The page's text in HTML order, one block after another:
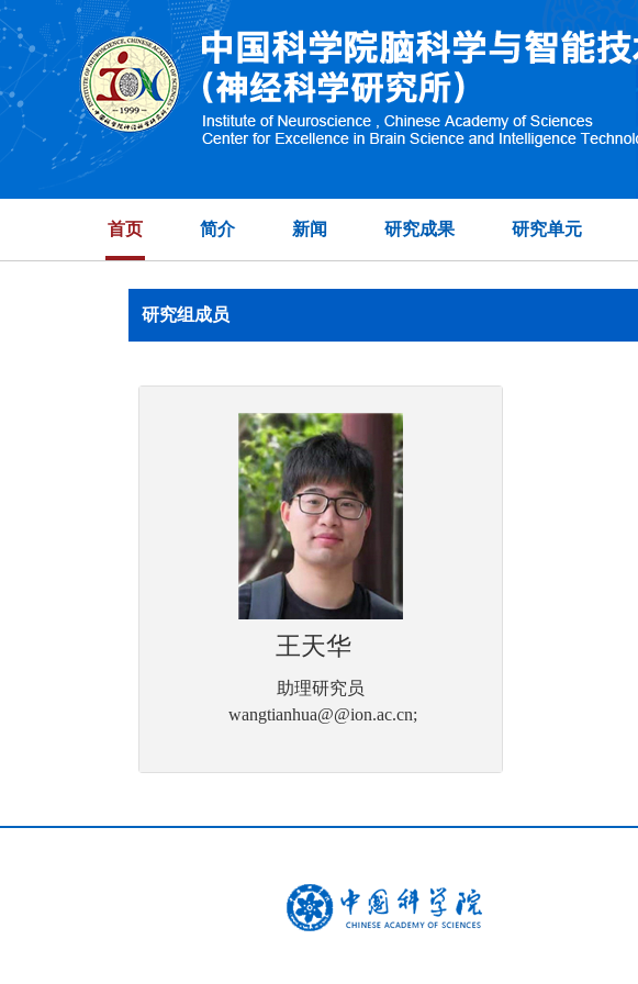
首页 简介 新闻 研究成果 研究单元
研究组成员
王天华
助理研究员
wangtianhua@@ion.ac.cn;